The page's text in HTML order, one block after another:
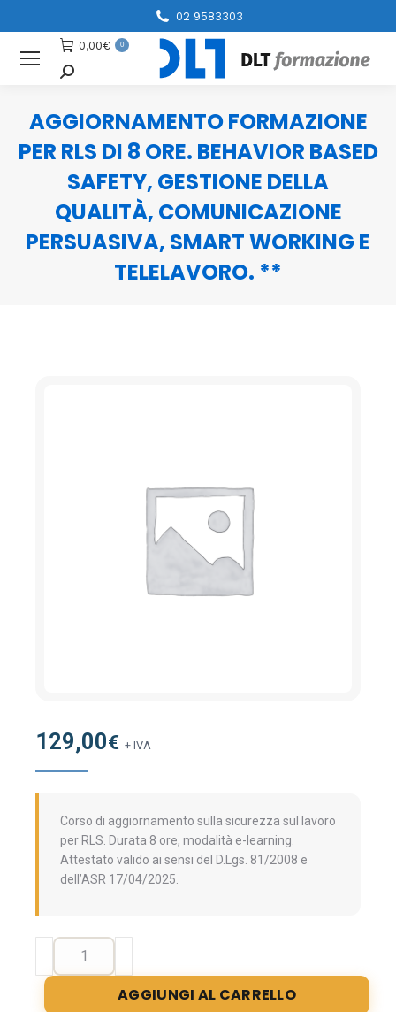
02 9583303
0,00€ 0
Cerca
AGGIORNAMENTO FORMAZIONE
PER RLS DI 8 ORE. BEHAVIOR BASED
SAFETY, GESTIONE DELLA
QUALITÀ, COMUNICAZIONE
PERSUASIVA, SMART WORKING E
TELELAVORO. **
129,00€ + IVA
Corso di aggiornamento sulla sicurezza sul lavoro
per RLS. Durata 8 ore, modalità e-learning.
Attestato valido ai sensi del D.Lgs. 81/2008 e
dell’ASR 17/04/2025.
Aggiornamento
formazione
per
RLS
AGGIUNGI AL CARRELLO